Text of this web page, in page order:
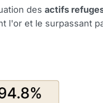
des actifs
l'or et le surpassant